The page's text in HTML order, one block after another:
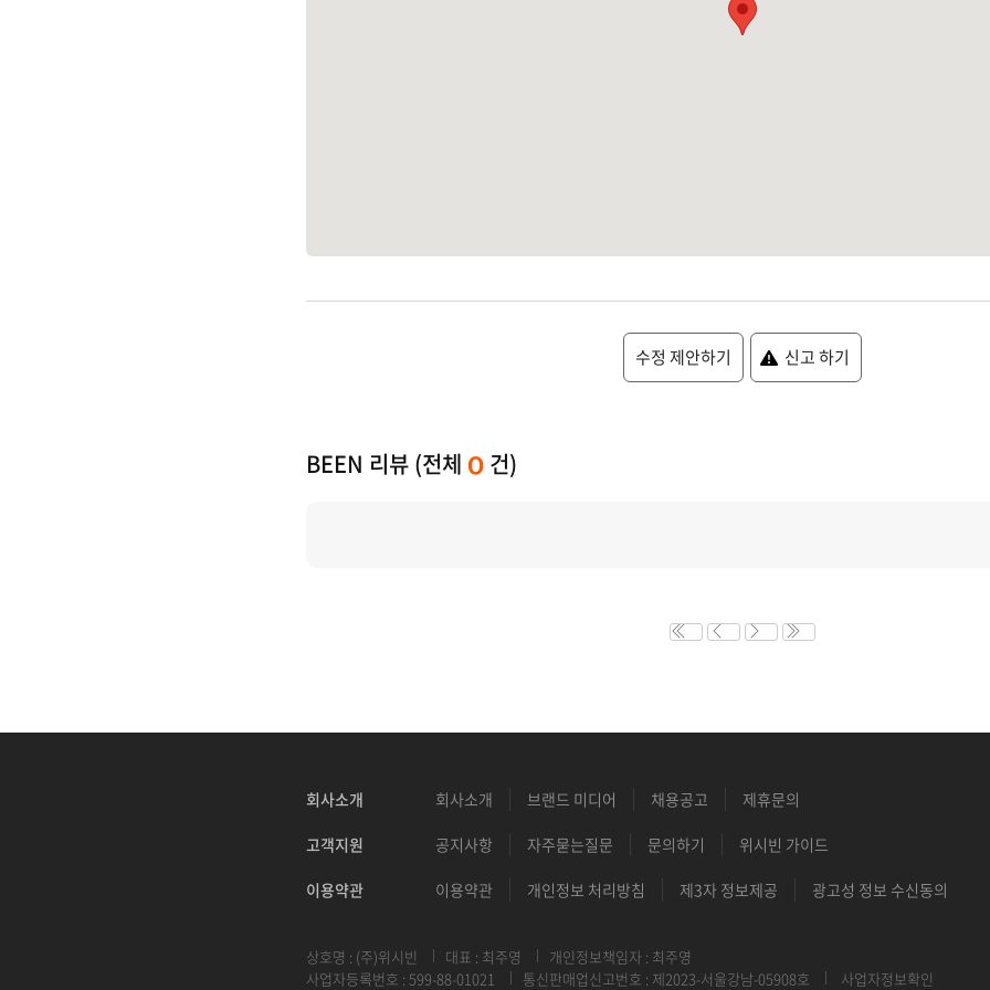
수정 제안하기 신고 하기
BEEN 리뷰 (전체 0 건)
회사소개 회사소개 브랜드 미디어 채용공고 제휴문의
고객지원 공지사항 자주묻는질문 문의하기 위시빈 가이드
이용약관 이용약관 개인정보 처리방침 제3자 정보제공 광고성 정보 수신동의
상호명 : (주)위시빈 대표 : 최주영
개인정보책임자 : 최주영
사업자등록번호 : 599-88-01021
통신판매업신고번호 : 제2023-서울강남-05908호 사업자정보확인